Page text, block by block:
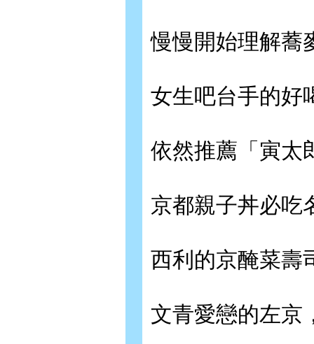
慢慢開始理解蕎
女生吧台手的好
依然推薦「寅太
京都親子丼必吃
西利的京醃菜壽
文青愛戀的左京